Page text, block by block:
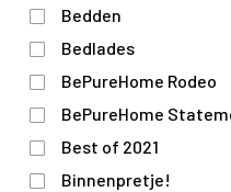
Bedden
Bedlades
BePureHome Rodeo
BePureHome
Best of 2021
Binnenpretje!